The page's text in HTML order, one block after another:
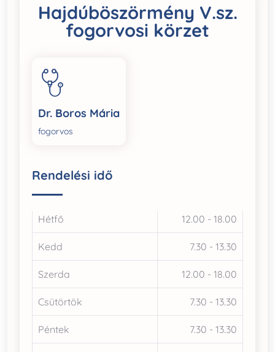
Hajdúböszörmény V.sz.
fogorvosi körzet
Dr. Boros Mária
fogorvos
Rendelési idő
Hétfő 12.00 - 18.00
Kedd 7.30 - 13.30
Szerda 12.00 - 18.00
Csütörtök 7.30 - 13.30
Péntek 7.30 - 13.30